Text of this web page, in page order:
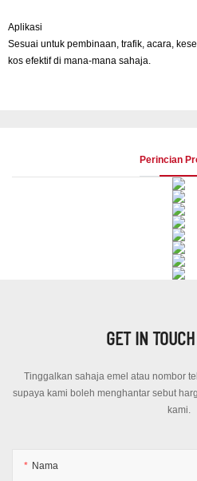
Aplikasi
Sesuai untuk pembinaan, trafik, acara,
kos efektif di mana-mana sahaja.
Perincian
GET IN
Tinggalkan sahaja emel atau nombor
supaya kami boleh menghantar sebut
kami.
Nama